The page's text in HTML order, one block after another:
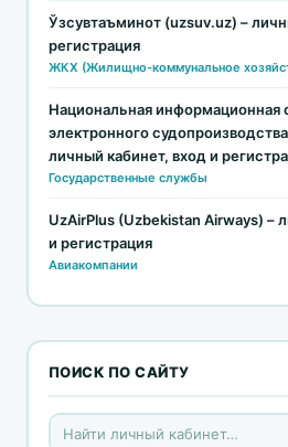
Ўзсувтаъминот (uzsuv.uz) –
регистрация
ЖКХ (Жилищно-коммунальное
Национальная информационная
электронного
личный кабинет, вход и
Государственные службы
UzAirPlus (Uzbekistan Airways) –
и регистрация
Авиакомпании
ПОИСК ПО САЙТУ